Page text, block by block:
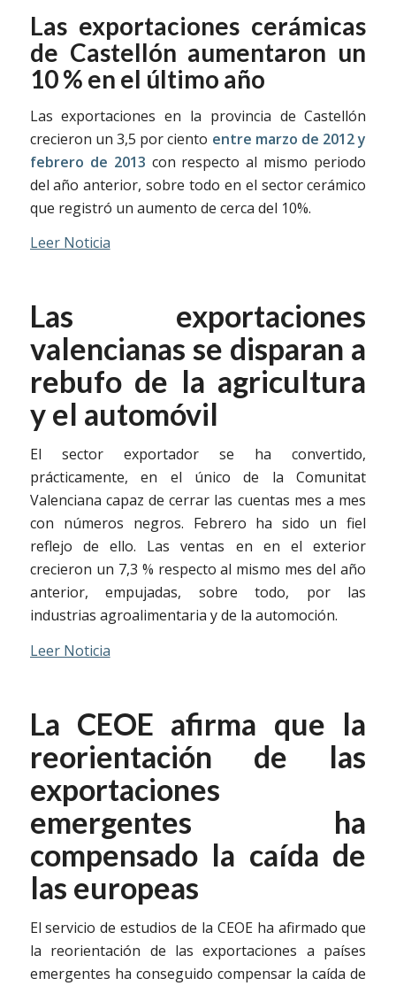
Las exportaciones cerámicas
de Castellón aumentaron un
10 % en el último año
Las exportaciones en la provincia de Castellón
crecieron un 3,5 por ciento entre marzo de 2012 y
febrero de 2013 con respecto al mismo periodo
del año anterior, sobre todo en el sector cerámico
que registró un aumento de cerca del 10%.
Leer Noticia
Las exportaciones
valencianas se disparan a
rebufo de la agricultura
y el automóvil
El sector exportador se ha convertido,
prácticamente, en el único de la Comunitat
Valenciana capaz de cerrar las cuentas mes a mes
con números negros. Febrero ha sido un fiel
reflejo de ello. Las ventas en en el exterior
crecieron un 7,3 % respecto al mismo mes del año
anterior, empujadas, sobre todo, por las
industrias agroalimentaria y de la automoción.
Leer Noticia
La CEOE afirma que la
reorientación de las
exportaciones
emergentes ha
compensado la caída de
las europeas
El servicio de estudios de la CEOE ha afirmado que
la reorientación de las exportaciones a países
emergentes ha conseguido compensar la caída de